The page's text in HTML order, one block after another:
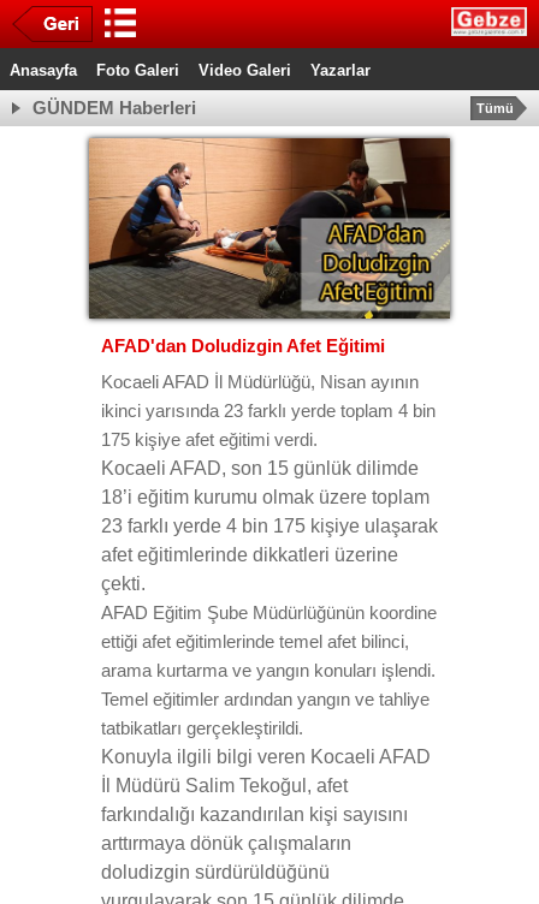
Anasayfa Foto Galeri Video Galeri Yazarlar
GÜNDEM Haberleri Tümü
AFAD'dan Doludizgin Afet Eğitimi
Kocaeli AFAD İl Müdürlüğü, Nisan ayının
ikinci yarısında 23 farklı yerde toplam 4 bin
175 kişiye afet eğitimi verdi.
Kocaeli AFAD, son 15 günlük dilimde
18’i eğitim kurumu olmak üzere toplam
23 farklı yerde 4 bin 175 kişiye ulaşarak
afet eğitimlerinde dikkatleri üzerine
çekti.
AFAD Eğitim Şube Müdürlüğünün koordine
ettiği afet eğitimlerinde temel afet bilinci,
arama kurtarma ve yangın konuları işlendi.
Temel eğitimler ardından yangın ve tahliye
tatbikatları gerçekleştirildi.
Konuyla ilgili bilgi veren Kocaeli AFAD
İl Müdürü Salim Tekoğul, afet
farkındalığı kazandırılan kişi sayısını
arttırmaya dönük çalışmaların
doludizgin sürdürüldüğünü